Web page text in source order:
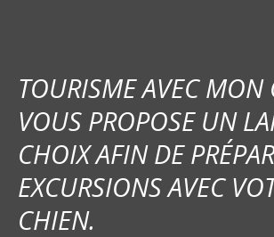
TOURISME AVEC MON
VOUS PROPOSE UN
CHOIX AFIN DE
EXCURSIONS AVEC
CHIEN.